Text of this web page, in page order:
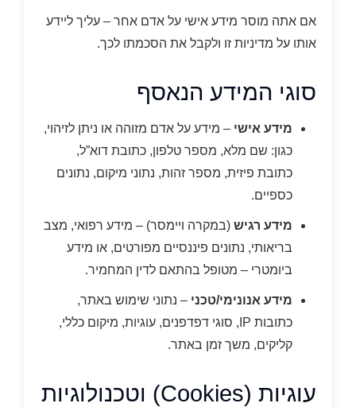
אם אתה מוסר מידע אישי על אדם אחר – עליך ליידע
אותו על מדיניות זו ולקבל את הסכמתו לכך.
סוגי המידע הנאסף
מידע אישי – מידע על אדם מזוהה או ניתן לזיהוי,
כגון: שם מלא, מספר טלפון, כתובת דוא”ל,
כתובת פיזית, מספר זהות, נתוני מיקום, נתונים
כספיים.
מידע רגיש (במקרה ויימסר) – מידע רפואי, מצב
בריאותי, נתונים פיננסיים מפורטים, או מידע
ביומטרי – מטופל בהתאם לדין המחמיר.
מידע אנונימי/טכני – נתוני שימוש באתר,
כתובות IP, סוגי דפדפנים, עוגיות, מיקום כללי,
קליקים, משך זמן באתר.
עוגיות (Cookies) וטכנולוגיות